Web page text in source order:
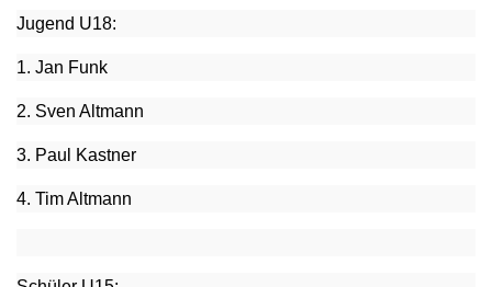
Jugend U18:
1. Jan Funk
2. Sven Altmann
3. Paul Kastner
4. Tim Altmann